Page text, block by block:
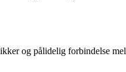
og pålidelig forbindelse